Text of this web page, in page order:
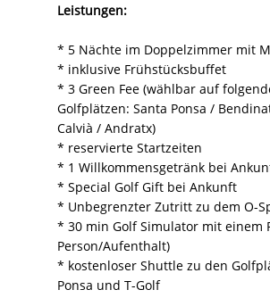
Leistungen:
* 5 Nächte im Doppelzimmer mit
* inklusive Frühstücksbuffet
* 3 Green Fee (wählbar auf
Golfplätzen: Santa Ponsa /
Calvià / Andratx)
* reservierte Startzeiten
* 1 Willkommensgetränk bei
* Special Golf Gift bei Ankunft
* Unbegrenzter Zutritt zu dem O-
* 30 min Golf Simulator mit einem
Person/Aufenthalt)
* kostenloser Shuttle zu den
Ponsa und T-Golf